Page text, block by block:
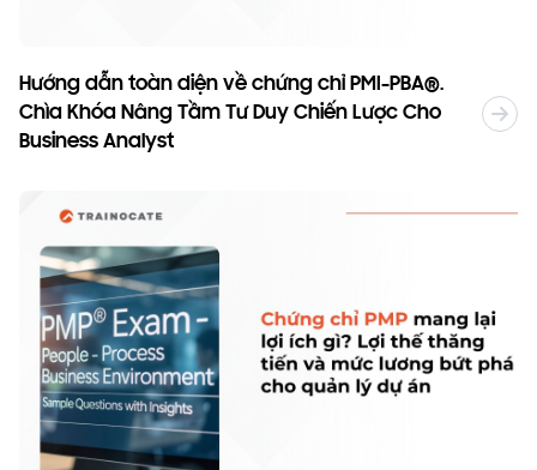
Hướng dẫn toàn diện về chứng chỉ PMI-PBA®.
Chìa Khóa Nâng Tầm Tư Duy Chiến Lược Cho
Business Analyst